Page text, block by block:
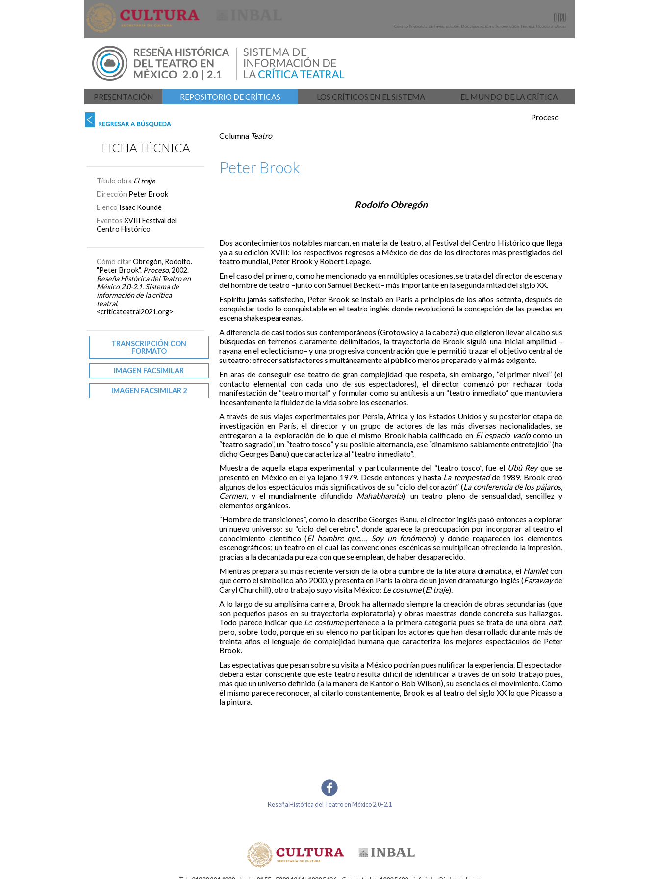
PRESENTACIÓN REPOSITORIO DE CRÍTICAS LOS CRÍTICOS EN EL SISTEMA EL MUNDO DE LA CRÍTICA
FICHA TÉCNICA
Título obra El traje
Dirección Peter Brook
Elenco Isaac Koundé
Eventos XVIII Festival del
Centro Histórico
Cómo citar Obregón, Rodolfo.
"Peter Brook". Proceso, 2002.
Reseña Histórica del Teatro en
México 2.0-2.1. Sistema de
información de la crítica
teatral,
<criticateatral2021.org>
TRANSCRIPCIÓN CON
FORMATO
IMAGEN FACSIMILAR
IMAGEN FACSIMILAR 2
Proceso
Columna Teatro
Peter Brook
Rodolfo Obregón
Dos acontecimientos notables marcan, en materia de teatro, al Festival del Centro Histórico que llega
ya a su edición XVIII: los respectivos regresos a México de dos de los directores más prestigiados del
teatro mundial, Peter Brook y Robert Lepage.
En el caso del primero, como he mencionado ya en múltiples ocasiones, se trata del director de escena y
del hombre de teatro –junto con Samuel Beckett– más importante en la segunda mitad del siglo XX.
Espíritu jamás satisfecho, Peter Brook se instaló en París a principios de los años setenta, después de
conquistar todo lo conquistable en el teatro inglés donde revolucionó la concepción de las puestas en
escena shakespeareanas.
A diferencia de casi todos sus contemporáneos (Grotowsky a la cabeza) que eligieron llevar al cabo sus
búsquedas en terrenos claramente delimitados, la trayectoria de Brook siguió una inicial amplitud –
rayana en el eclecticismo– y una progresiva concentración que le permitió trazar el objetivo central de
su teatro: ofrecer satisfactores simultáneamente al público menos preparado y al más exigente.
En aras de conseguir ese teatro de gran complejidad que respeta, sin embargo, “el primer nivel” (el
contacto elemental con cada uno de sus espectadores), el director comenzó por rechazar toda
manifestación de “teatro mortal” y formular como su antítesis a un “teatro inmediato” que mantuviera
incesantemente la fluidez de la vida sobre los escenarios.
A través de sus viajes experimentales por Persia, África y los Estados Unidos y su posterior etapa de
investigación en París, el director y un grupo de actores de las más diversas nacionalidades, se
entregaron a la exploración de lo que el mismo Brook había calificado en El espacio vacíocomo un
“teatro sagrado”, un “teatro tosco” y su posible alternancia, ese “dinamismo sabiamente entretejido” (ha
dicho Georges Banu) que caracteriza al “teatro inmediato”.
Muestra de aquella etapa experimental, y particularmente del “teatro tosco”, fue el Ubú Reyque se
presentó en México en el ya lejano 1979. Desde entonces y hasta La tempestadde 1989, Brook creó
algunos de los espectáculos más significativos de su “ciclo del corazón” (La conferencia de los pájaros,
Carmen, y el mundialmente difundido Mahabharata), un teatro pleno de sensualidad, sencillez y
elementos orgánicos.
“Hombre de transiciones”, como lo describe Georges Banu, el director inglés pasó entonces a explorar
un nuevo universo: su “ciclo del cerebro”, donde aparece la preocupación por incorporar al teatro el
conocimiento científico (El hombre que…, Soy un fenómeno) y donde reaparecen los elementos
escenográficos; un teatro en el cual las convenciones escénicas se multiplican ofreciendo la impresión,
gracias a la decantada pureza con que se emplean, de haber desaparecido.
Mientras prepara su más reciente versión de la obra cumbre de la literatura dramática, el Hamletcon
que cerró el simbólico año 2000, y presenta en París la obra de un joven dramaturgo inglés (Farawayde
Caryl Churchill), otro trabajo suyo visita México: Le costume(El traje).
A lo largo de su amplísima carrera, Brook ha alternado siempre la creación de obras secundarias (que
son pequeños pasos en su trayectoria exploratoria) y obras maestras donde concreta sus hallazgos.
Todo parece indicar que Le costumepertenece a la primera categoría pues se trata de una obra naif,
pero, sobre todo, porque en su elenco no participan los actores que han desarrollado durante más de
treinta años el lenguaje de complejidad humana que caracteriza los mejores espectáculos de Peter
Brook.
Las espectativas que pesan sobre su visita a México podrían pues nulificar la experiencia. El espectador
deberá estar consciente que este teatro resulta difícil de identificar a través de un solo trabajo pues,
más que un universo definido (a la manera de Kantor o Bob Wilson), su esencia es el movimiento. Como
él mismo parece reconocer, al citarlo constantemente, Brook es al teatro del siglo XX lo que Picasso a
la pintura.
Reseña Histórica del Teatro en México 2.0-2.1